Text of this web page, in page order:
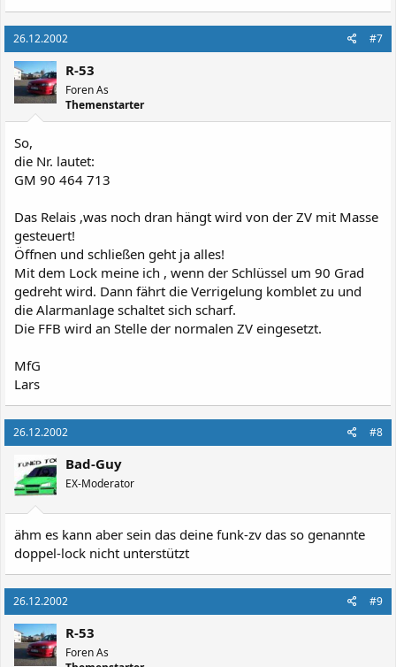
26.12.2002 #7
R-53
Foren As
Themenstarter
So,
die Nr. lautet:
GM 90 464 713
Das Relais ,was noch dran hängt wird von der ZV mit Masse
gesteuert!
Öffnen und schließen geht ja alles!
Mit dem Lock meine ich , wenn der Schlüssel um 90 Grad
gedreht wird. Dann fährt die Verrigelung komblet zu und
die Alarmanlage schaltet sich scharf.
Die FFB wird an Stelle der normalen ZV eingesetzt.
MfG
Lars
26.12.2002 #8
Bad-Guy
EX-Moderator
ähm es kann aber sein das deine funk-zv das so genannte
doppel-lock nicht unterstützt
26.12.2002 #9
R-53
Foren As